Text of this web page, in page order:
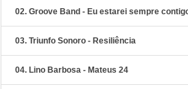
02. Groove Band - Eu estarei sempre
03. Triunfo Sonoro - Resiliência
04. Lino Barbosa - Mateus 24